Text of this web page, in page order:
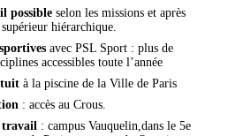
possible selon les missions et après
hiérarchique.
avec PSL Sport : plus de
accessibles toute l’année
à la piscine de la Ville de Paris
: accès au Crous.
travail : campus Vauquelin,dans le 5e